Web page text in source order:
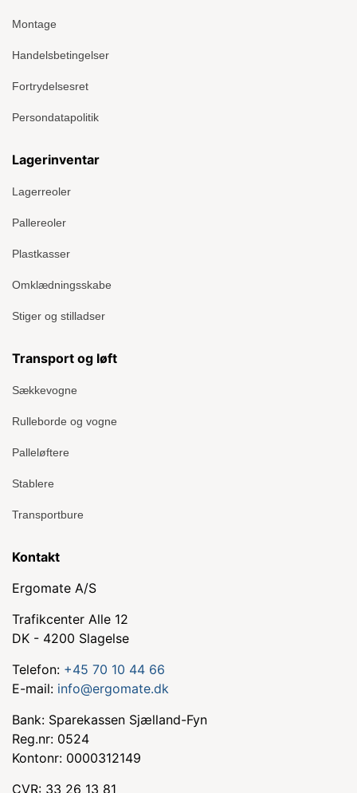
Montage
Handelsbetingelser
Fortrydelsesret
Persondatapolitik
Lagerinventar
Lagerreoler
Pallereoler
Plastkasser
Omklædningsskabe
Stiger og stilladser
Transport og løft
Sækkevogne
Rulleborde og vogne
Palleløftere
Stablere
Transportbure
Kontakt
Ergomate A/S
Trafikcenter Alle 12
DK - 4200 Slagelse
Telefon: +45 70 10 44 66
E-mail: info@ergomate.dk
Bank: Sparekassen Sjælland-Fyn
Reg.nr: 0524
Kontonr: 0000312149
CVR: 33 26 13 81